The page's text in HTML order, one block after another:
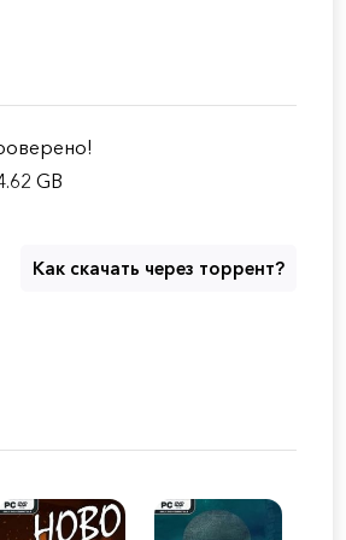
GB
Как скачать через торрент?